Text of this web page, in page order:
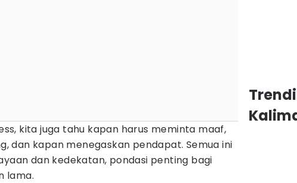
kita juga tahu kapan harus meminta maaf,
dan kapan menegaskan pendapat. Semua ini
dan kedekatan, pondasi penting bagi
lama.